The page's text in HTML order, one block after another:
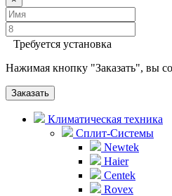
Требуется установка
Нажимая кнопку "Заказать", вы
Заказать
Климатическая техника
Сплит-Системы
Newtek
Haier
Centek
Rovex